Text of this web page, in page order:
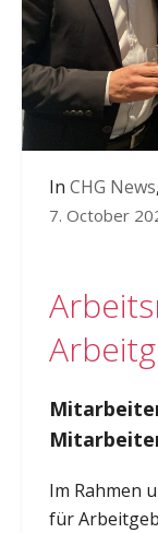
In CHG News,
7. October
Im Rahmen
für